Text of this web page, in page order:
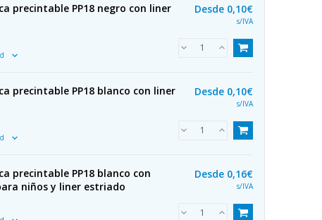
precintable PP18 negro con liner
Desde 0,10€
s/IVA
precintable PP18 blanco con liner
Desde 0,10€
s/IVA
precintable PP18 blanco con
niños y liner estriado
Desde 0,16€
s/IVA